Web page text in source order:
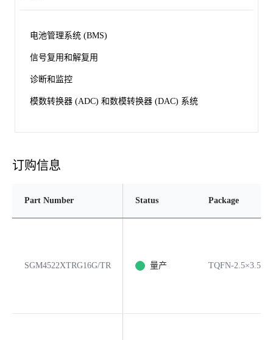
电池管理系统 (BMS)
信号复用和解复用
诊断和监控
模数转换器 (ADC) 和数模转换器 (DAC) 系统
订购信息
Part Number Status Package
SGM4522XTRG16G/TR 量产 TQFN-2.5×3.5-